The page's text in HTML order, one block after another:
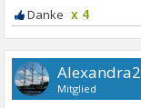
x 4
Alexandra2
Mitglied